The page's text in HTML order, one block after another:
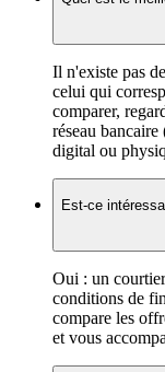
Il n'existe pas
celui qui
comparer,
réseau
digital ou
Est-ce
Oui : un
conditions de
compare les
et vous